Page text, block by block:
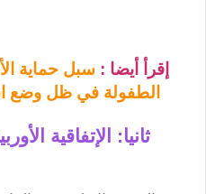
إقرأ أيضا : سبل حماية
الطفولة في ظل وضع
ثانيا: الإتفاقية